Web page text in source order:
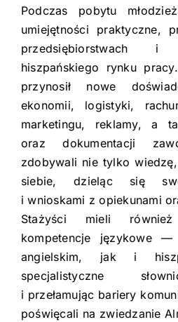
Podczas pobytu
umiejętności praktyczne,
przedsiębiorstwach
hiszpańskiego rynku
przynosił nowe
ekonomii, logistyki,
marketingu, reklamy, a
oraz dokumentacji
zdobywali nie tylko
siebie, dzieląc się
i wnioskami z opiekunami
Stażyści mieli
kompetencje językowe
angielskim, jak i
specjalistyczne
i przełamując bariery
poświęcali na zwiedzanie